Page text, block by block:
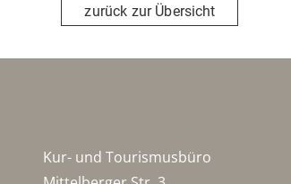
zurück zur Übersicht
Kur- und Tourismusbüro